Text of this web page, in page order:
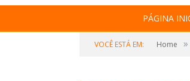
PÁGINA
VOCÊ ESTÁ EM: Home »